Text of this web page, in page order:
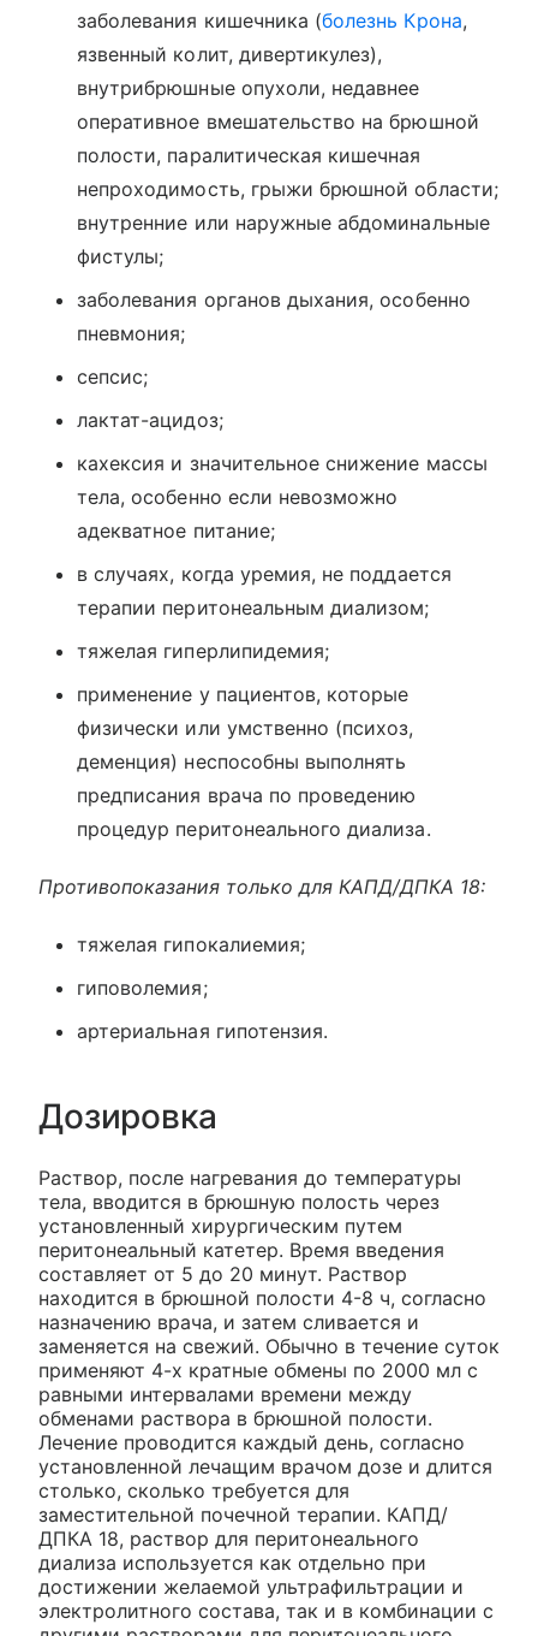
заболевания кишечника (болезнь Крона,
язвенный колит, дивертикулез),
внутрибрюшные опухоли, недавнее
оперативное вмешательство на брюшной
полости, паралитическая кишечная
непроходимость, грыжи брюшной области;
внутренние или наружные абдоминальные
фистулы;
заболевания органов дыхания, особенно
пневмония;
сепсис;
лактат-ацидоз;
кахексия и значительное снижение массы
тела, особенно если невозможно
адекватное питание;
в случаях, когда уремия, не поддается
терапии перитонеальным диализом;
тяжелая гиперлипидемия;
применение у пациентов, которые
физически или умственно (психоз,
деменция) неспособны выполнять
предписания врача по проведению
процедур перитонеального диализа.
Противопоказания только для КАПД/ДПКА 18:
тяжелая гипокалиемия;
гиповолемия;
артериальная гипотензия.
Дозировка
Раствор, после нагревания до температуры
тела, вводится в брюшную полость через
установленный хирургическим путем
перитонеальный катетер. Время введения
составляет от 5 до 20 минут. Раствор
находится в брюшной полости 4-8 ч, согласно
назначению врача, и затем сливается и
заменяется на свежий. Обычно в течение суток
применяют 4-х кратные обмены по 2000 мл с
равными интервалами времени между
обменами раствора в брюшной полости.
Лечение проводится каждый день, согласно
установленной лечащим врачом дозе и длится
столько, сколько требуется для
заместительной почечной терапии. КАПД/
ДПКА 18, раствор для перитонеального
диализа используется как отдельно при
достижении желаемой ультрафильтрации и
электролитного состава, так и в комбинации с